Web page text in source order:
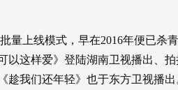
量上线模式，早在2016年便已杀
以这样爱》登陆湖南卫视播出、拍
趁我们还年轻》也于东方卫视播出